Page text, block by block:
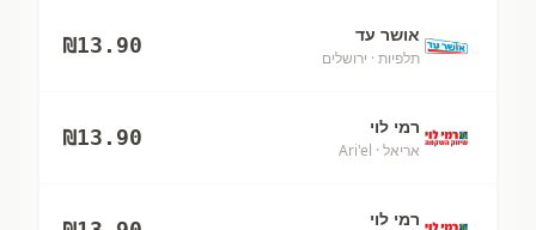
אושר עד
תלפיות · ירושלים
₪13.90
רמי לוי
אריאל · Ari'el
₪13.90
רמי לוי